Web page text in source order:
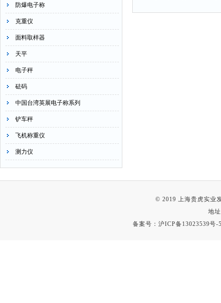
防爆电子称
克重仪
面料取样器
天平
电子秤
砝码
中国台湾英展电子称系列
铲车秤
飞机称重仪
测力仪
© 2019 上海贵虎实业
地
备案号：沪ICP备13023539号-